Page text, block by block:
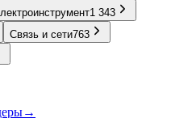
1 343
Связь и сети763
→